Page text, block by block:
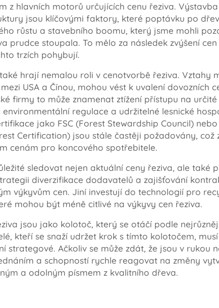
z hlavních motorů určujících cenu řeziva.
jsou klíčovými faktory, které poptávku po
růstu a stavebního boomu, který jsme mohli
prudce stoupala. To mělo za následek zvýšení
trzích pohybují.
hrají nemalou roli v cenotvorbě řeziva. Vztahy
USA a Čínou, mohou vést k uvalení dovozních
firmy to může znamenat ztížení přístupu na
regulace a udržitelné lesnické
jako FSC (Forest Stewardship Council)
Certification) jsou stále častěji požadovány, což
cenám pro koncového spotřebitele.
sledovat nejen aktuální ceny řeziva, ale také
diverzifikace dodavatelů a zajišťování
výkyvům cen. Jiní investují do technologií pro
mohou být méně citlivé na výkyvy cen řeziva.
jsou jako kolotoč, který se otáčí podle
kteří se snaží udržet krok s tímto kolotočem,
strategové. Ačkoliv se může zdát, že jsou v rukou
a schopností rychle reagovat na změny
a odolným písmem z kvalitního dřeva.